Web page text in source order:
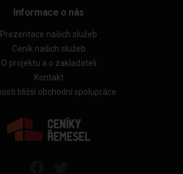
Informace o nás
Prezentace našich služeb
Ceník našich služeb
O projektu a o zakladateli
Kontakt
bližší obchodní spolupráce